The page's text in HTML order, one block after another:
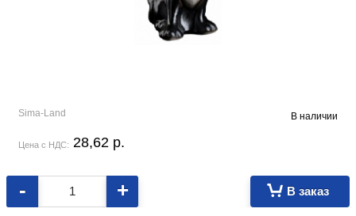
Sima-Land В наличии
Цена с НДС: 28,62 p.
- + В заказ
Оригинальная гипсовая копилка для хранения мелочи.